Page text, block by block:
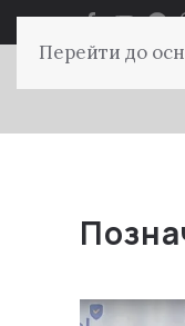
Перейти до